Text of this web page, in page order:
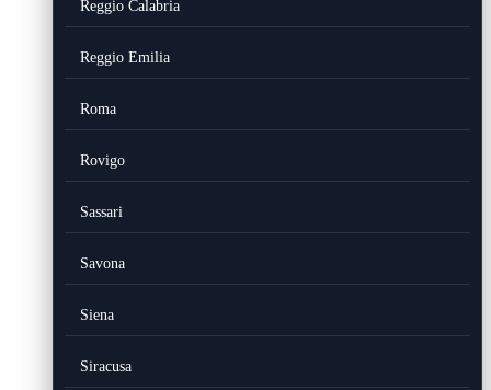
Reggio Calabria
Reggio Emilia
Roma
Rovigo
Sassari
Savona
Siena
Siracusa